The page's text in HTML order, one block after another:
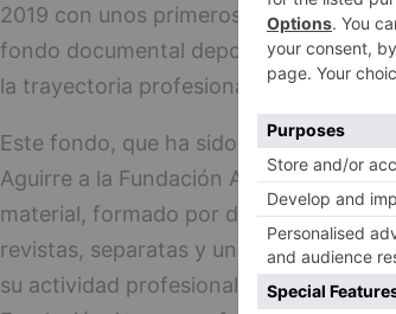
2019 con unos primeros trabajos que
fondo documental depositado en la
la trayectoria profesional del profesor
Este fondo, que ha sido cedido por la
Aguirre a la Fundación Atapuerca,
material, formado por diversidad de
revistas, separatas y una colección de
su actividad profesional. Además, otra